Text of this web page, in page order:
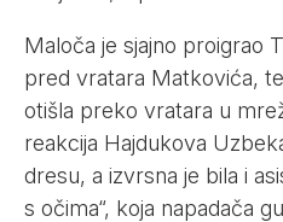
Maloča je sjajno proigrao
pred vratara Matkovića,
otišla preko vratara u
reakcija Hajdukova
dresu, a izvrsna je bila i
s očima“, koja napadača